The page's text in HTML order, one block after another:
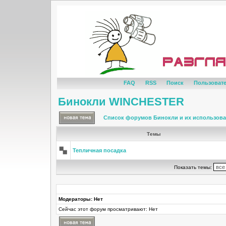
FAQ RSS Поиск
Бинокли WINCHESTER
Список форумов Бинокли и их
Темы
Тепличная посадка
Показать темы:
Модераторы: Нет
Сейчас этот форум просматривают: Нет